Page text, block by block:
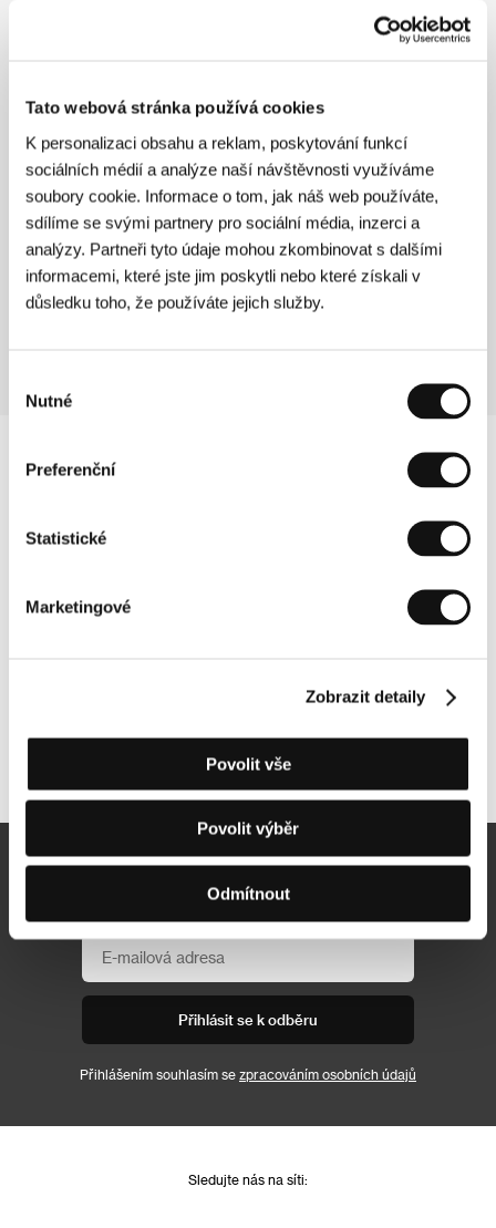
Tato webová stránka používá cookies
K personalizaci obsahu a reklam, poskytování funkcí
sociálních médií a analýze naší návštěvnosti využíváme
soubory cookie. Informace o tom, jak náš web používáte,
sdílíme se svými partnery pro sociální média, inzerci a
analýzy. Partneři tyto údaje mohou zkombinovat s dalšími
informacemi, které jste jim poskytli nebo které získali v
důsledku toho, že používáte jejich služby.
souhlasu
Nutné
Preferenční
Statistické
Marketingové
Zobrazit detaily
Povolit vše
Povolit výběr
Odmítnout
My Only Sunshine
(Hayat var)
Režie: Reha Erdem / Turecko, Bulharsko, Řecko, 2008,
121 min
Pětkrát
(Beş vakit)
Režie: Reha Erdem / Turecko, 2006, 110 min
Další partneři
Newsletter
Přihlásit se k odběru
Přihlášením souhlasím se zpracováním osobních údajů
Sledujte nás na síti: